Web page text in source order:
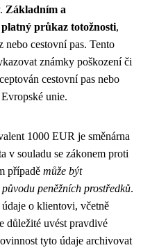
Základním a
průkaz totožnosti,
nebo cestovní pas. Tento
známky poškození či
cestovní pas nebo
unie.
1000 EUR je směnárna
v souladu se zákonem proti
případě může být
peněžních prostředků.
o klientovi, včetně
důležité uvést pravdivé
tyto údaje archivovat